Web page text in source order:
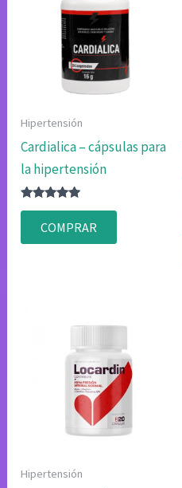
Hipertensión
Cardialica – cápsulas para
la hipertensión
Valorado
4.83
de 5
COMPRAR
Hipertensión